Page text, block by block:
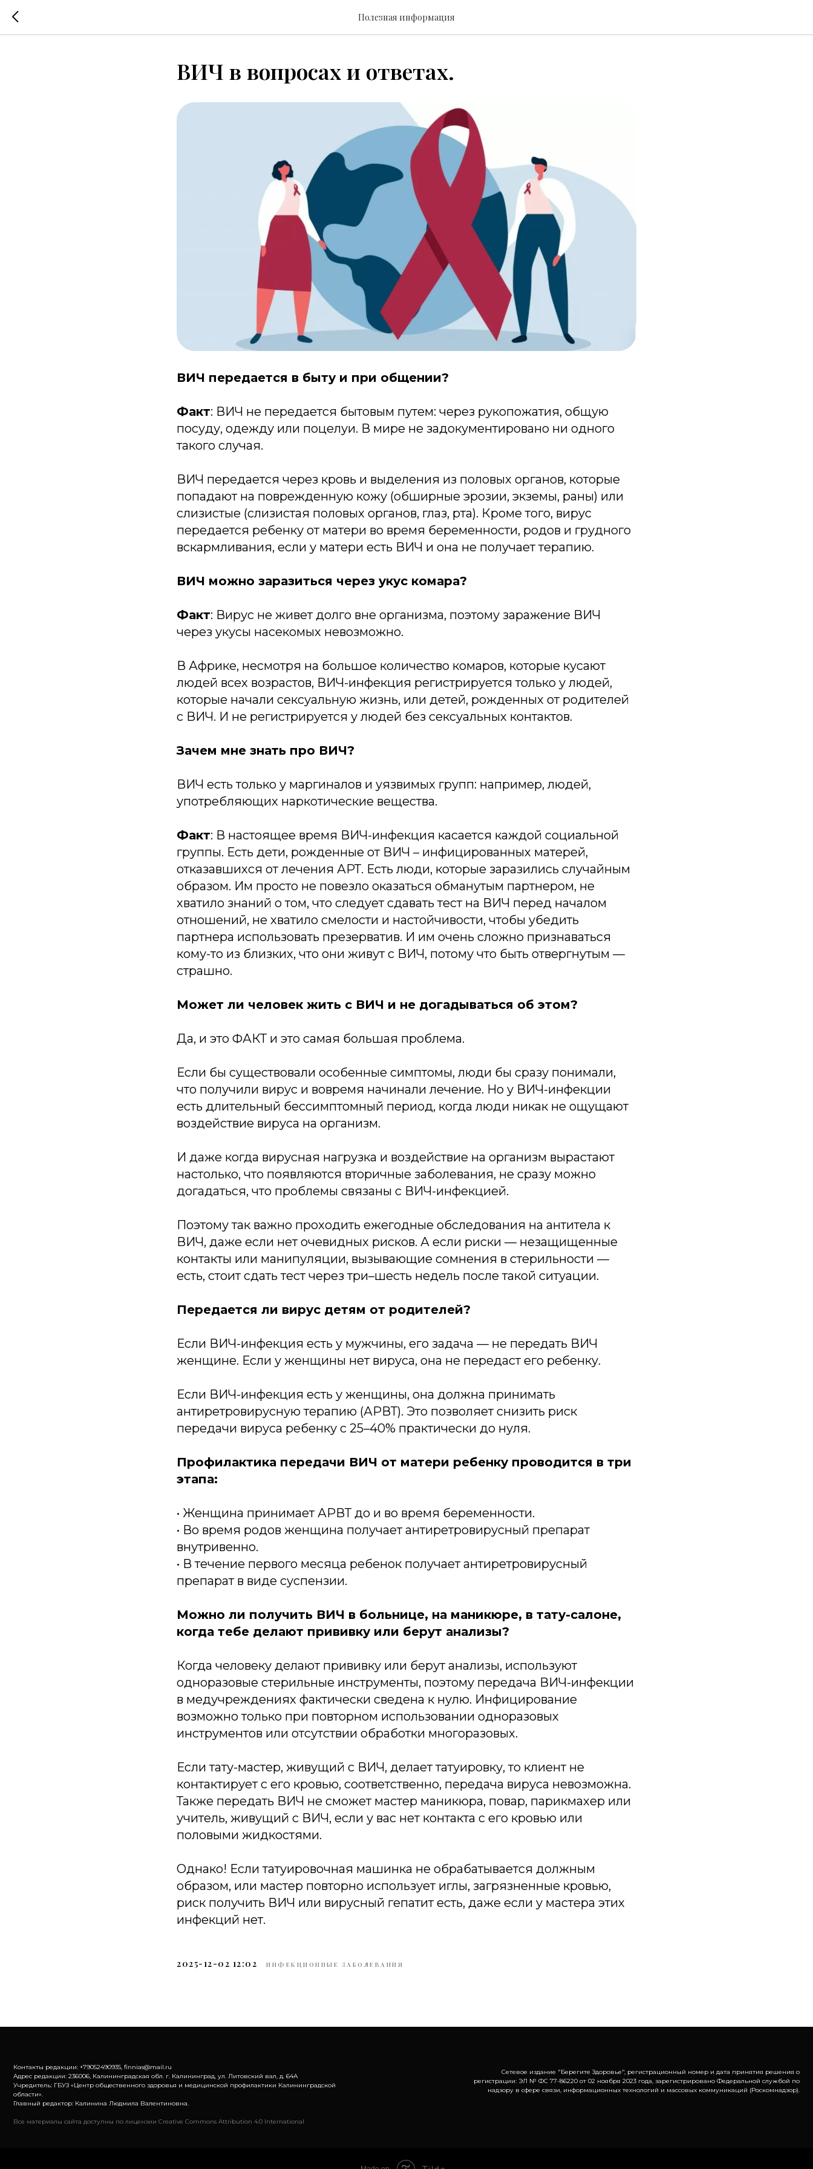
Полезная информация
ВИЧ в вопросах и ответах.
ВИЧ передается в быту и при общении?
Факт: ВИЧ не передается бытовым путем: через рукопожатия, общую
посуду, одежду или поцелуи. В мире не задокументировано ни одного
такого случая.
ВИЧ передается через кровь и выделения из половых органов, которые
попадают на поврежденную кожу (обширные эрозии, экземы, раны) или
слизистые (слизистая половых органов, глаз, рта). Кроме того, вирус
передается ребенку от матери во время беременности, родов и грудного
вскармливания, если у матери есть ВИЧ и она не получает терапию.
ВИЧ можно заразиться через укус комара?
Факт: Вирус не живет долго вне организма, поэтому заражение ВИЧ
через укусы насекомых невозможно.
В Африке, несмотря на большое количество комаров, которые кусают
людей всех возрастов, ВИЧ-инфекция регистрируется только у людей,
которые начали сексуальную жизнь, или детей, рожденных от родителей
с ВИЧ. И не регистрируется у людей без сексуальных контактов.
Зачем мне знать про ВИЧ?
ВИЧ есть только у маргиналов и уязвимых групп: например, людей,
употребляющих наркотические вещества.
Факт: В настоящее время ВИЧ-инфекция касается каждой социальной
группы. Есть дети, рожденные от ВИЧ – инфицированных матерей,
отказавшихся от лечения АРТ. Есть люди, которые заразились случайным
образом. Им просто не повезло оказаться обманутым партнером, не
хватило знаний о том, что следует сдавать тест на ВИЧ перед началом
отношений, не хватило смелости и настойчивости, чтобы убедить
партнера использовать презерватив. И им очень сложно признаваться
кому-то из близких, что они живут с ВИЧ, потому что быть отвергнутым —
страшно.
Может ли человек жить с ВИЧ и не догадываться об этом?
Да, и это ФАКТ и это самая большая проблема.
Если бы существовали особенные симптомы, люди бы сразу понимали,
что получили вирус и вовремя начинали лечение. Но у ВИЧ-инфекции
есть длительный бессимптомный период, когда люди никак не ощущают
воздействие вируса на организм.
И даже когда вирусная нагрузка и воздействие на организм вырастают
настолько, что появляются вторичные заболевания, не сразу можно
догадаться, что проблемы связаны с ВИЧ-инфекцией.
Поэтому так важно проходить ежегодные обследования на антитела к
ВИЧ, даже если нет очевидных рисков. А если риски — незащищенные
контакты или манипуляции, вызывающие сомнения в стерильности —
есть, стоит сдать тест через три–шесть недель после такой ситуации.
Передается ли вирус детям от родителей?
Если ВИЧ-инфекция есть у мужчины, его задача — не передать ВИЧ
женщине. Если у женщины нет вируса, она не передаст его ребенку.
Если ВИЧ-инфекция есть у женщины, она должна принимать
антиретровирусную терапию (АРВТ). Это позволяет снизить риск
передачи вируса ребенку с 25–40% практически до нуля.
Профилактика передачи ВИЧ от матери ребенку проводится в три
этапа:
• Женщина принимает АРВТ до и во время беременности.
• Во время родов женщина получает антиретровирусный препарат
внутривенно.
• В течение первого месяца ребенок получает антиретровирусный
препарат в виде суспензии.
Можно ли получить ВИЧ в больнице, на маникюре, в тату-салоне,
когда тебе делают прививку или берут анализы?
Когда человеку делают прививку или берут анализы, используют
одноразовые стерильные инструменты, поэтому передача ВИЧ-инфекции
в медучреждениях фактически сведена к нулю. Инфицирование
возможно только при повторном использовании одноразовых
инструментов или отсутствии обработки многоразовых.
Если тату-мастер, живущий с ВИЧ, делает татуировку, то клиент не
контактирует с его кровью, соответственно, передача вируса невозможна.
Также передать ВИЧ не сможет мастер маникюра, повар, парикмахер или
учитель, живущий с ВИЧ, если у вас нет контакта с его кровью или
половыми жидкостями.
Однако! Если татуировочная машинка не обрабатывается должным
образом, или мастер повторно использует иглы, загрязненные кровью,
риск получить ВИЧ или вирусный гепатит есть, даже если у мастера этих
инфекций нет.
2025-12-02 12:02 ИНФЕКЦИОННЫЕ ЗАБОЛЕВАНИЯ
Контакты редакции: +79052490935, finnias@mail.ru
Адрес редакции: 236006, Калининградская обл. г. Калининград, ул. Литовский вал, д. 64А
Учредитель: ГБУЗ «Центр общественного здоровья и медицинской профилактики Калининградской
области».
Главный редактор: Калинина Людмила Валентиновна.
Все материалы сайта доступны по лицензии Creative Commons Attribution 4.0 International
Сетевое издание "Берегите Здоровье", регистрационный номер и дата принятия решения о
регистрации: ЭЛ № ФС 77-86220 от 02 ноября 2023 года, зарегистрировано Федеральной службой по
надзору в сфере связи, информационных технологий и массовых коммуникаций (Роскомнадзор).